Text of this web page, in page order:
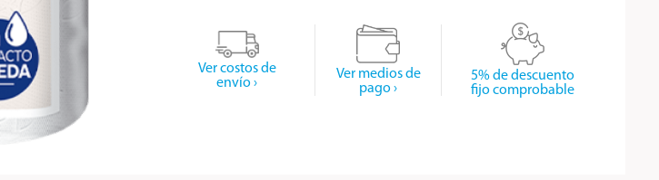
Ver costos de
envío ›
Ver medios de
pago ›
5% de descuento
fijo comprobable